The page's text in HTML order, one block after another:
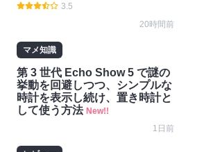
3.5
20時間前
マメ知識
第 3 世代 Echo Show 5 で謎の
挙動を回避しつつ、シンプルな
時計を表示し続け、置き時計と
して使う方法 New!!
1日前